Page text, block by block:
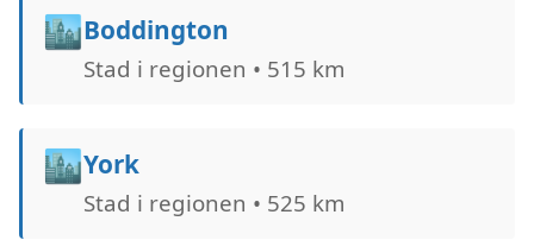
🏙️Boddington
Stad i regionen • 515 km
🏙️York
Stad i regionen • 525 km